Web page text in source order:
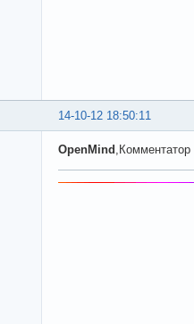
14-10-12 18:50:11
OpenMind